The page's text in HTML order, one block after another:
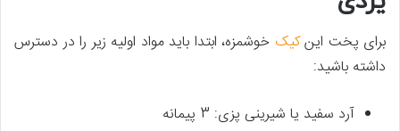
برای پخت اینکیک خوش­مزه، ابتدا باید مواد اولیه زیر را در دسترس
داشته باشید:
آرد سفید یا شیرینی ­پزی: 3 پیمانه